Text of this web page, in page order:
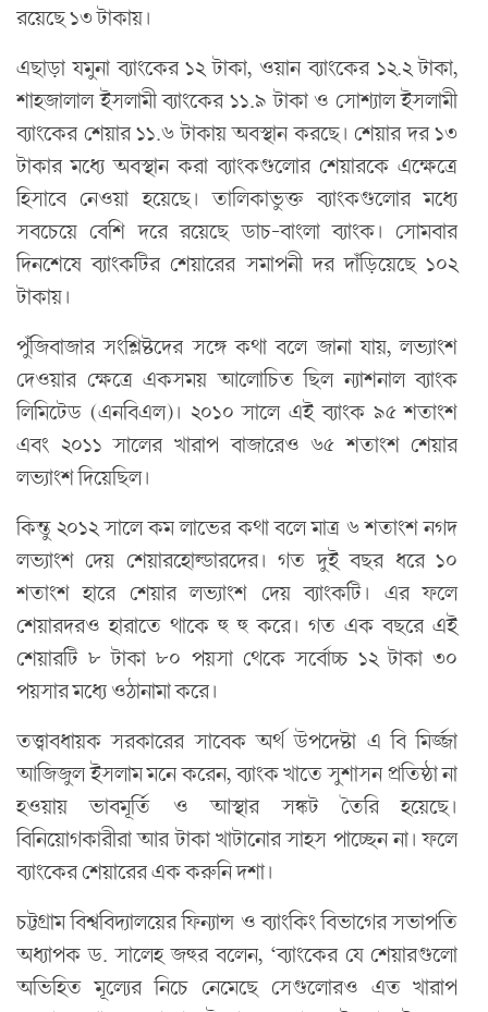
রয়েছে ১৩ টাকায়।
এছাড়া যমুনা ব্যাংকের ১২ টাকা, ওয়ান ব্যাংকের ১২.২ টাকা,
শাহজালাল ইসলামী ব্যাংকের ১১.৯ টাকা ও সোশ্যাল ইসলামী
ব্যাংকের শেয়ার ১১.৬ টাকায় অবস্থান করছে। শেয়ার দর ১৩
টাকার মধ্যে অবস্থান করা ব্যাংকগুলোর শেয়ারকে এক্ষেত্রে
হিসাবে নেওয়া হয়েছে। তালিকাভুক্ত ব্যাংকগুলোর মধ্যে
সবচেয়ে বেশি দরে রয়েছে ডাচ-বাংলা ব্যাংক। সোমবার
দিনশেষে ব্যাংকটির শেয়ারের সমাপনী দর দাঁড়িয়েছে ১০২
টাকায়।
পুঁজিবাজার সংশ্লিষ্টদের সঙ্গে কথা বলে জানা যায়, লভ্যাংশ
দেওয়ার ক্ষেত্রে একসময় আলোচিত ছিল ন্যাশনাল ব্যাংক
লিমিটেড (এনবিএল)। ২০১০ সালে এই ব্যাংক ৯৫ শতাংশ
এবং ২০১১ সালের খারাপ বাজারেও ৬৫ শতাংশ শেয়ার
লভ্যাংশ দিয়েছিল।
কিন্তু ২০১২ সালে কম লাভের কথা বলে মাত্র ৬ শতাংশ নগদ
লভ্যাংশ দেয় শেয়ারহোল্ডারদের। গত দুই বছর ধরে ১০
শতাংশ হারে শেয়ার লভ্যাংশ দেয় ব্যাংকটি। এর ফলে
শেয়ারদরও হারাতে থাকে হু হু করে। গত এক বছরে এই
শেয়ারটি ৮ টাকা ৮০ পয়সা থেকে সর্বোচ্চ ১২ টাকা ৩০
পয়সার মধ্যে ওঠানামা করে।
তত্ত্বাবধায়ক সরকারের সাবেক অর্থ উপদেষ্টা এ বি মির্জ্জা
আজিজুল ইসলাম মনে করেন, ব্যাংক খাতে সুশাসন প্রতিষ্ঠা না
হওয়ায় ভাবমূর্তি ও আস্থার সঙ্কট তৈরি হয়েছে।
বিনিয়োগকারীরা আর টাকা খাটানোর সাহস পাচ্ছেন না। ফলে
ব্যাংকের শেয়ারের এক করুনি দশা।
চট্টগ্রাম বিশ্ববিদ্যালয়ের ফিন্যান্স ও ব্যাংকিং বিভাগের সভাপতি
অধ্যাপক ড. সালেহ জহুর বলেন, ‘ব্যাংকের যে শেয়ারগুলো
অভিহিত মূল্যের নিচে নেমেছে সেগুলোরও এত খারাপ